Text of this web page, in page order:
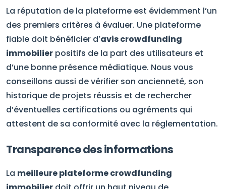
La réputation de la plateforme est évidemment l’un
des premiers critères à évaluer. Une plateforme
fiable doit bénéficier d’avis crowdfunding
immobilier positifs de la part des utilisateurs et
d’une bonne présence médiatique. Nous vous
conseillons aussi de vérifier son ancienneté, son
historique de projets réussis et de rechercher
d’éventuelles certifications ou agréments qui
attestent de sa conformité avec la réglementation.
Transparence des informations
La meilleure plateforme crowdfunding